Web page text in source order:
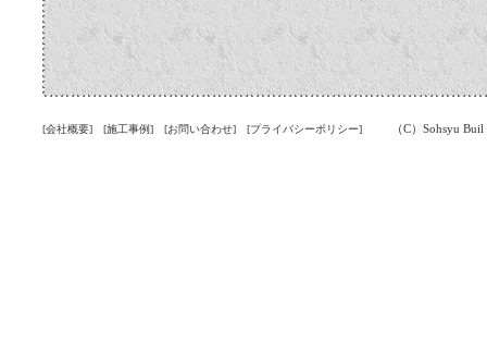
[会社概要] [施工事例] [お問い合わせ] [プライバシーポリシー] （C）Sohsyu